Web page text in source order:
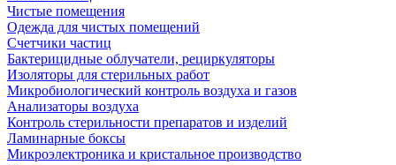
Чистые помещения
Одежда для чистых помещений
Счетчики частиц
Бактерицидные облучатели, рециркуляторы
Изоляторы для стерильных работ
Микробиологический контроль воздуха и газов
Анализаторы воздуха
Контроль стерильности препаратов и изделий
Ламинарные боксы
Микроэлектроника и кристальное производство